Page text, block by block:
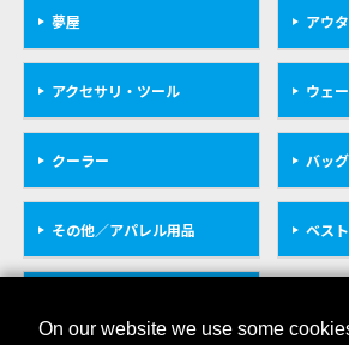
夢屋 アウ
アクセサリ・ツール ウェ
クーラー バッ
その他／アパレル用品 ベスト
On our website we use some